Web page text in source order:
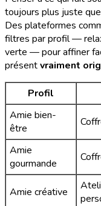
toujours plus juste
Des plateformes
filtres par profil —
verte — pour affiner
présentvraiment
Profil
Amie bien-
être
Amie
gourmande
Amie créative